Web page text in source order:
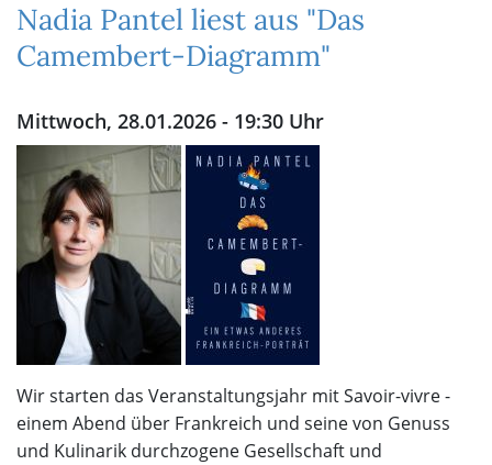
Nadia Pantel liest aus "Das
Camembert-Diagramm"
Mittwoch, 28.01.2026 - 19:30 Uhr
Wir starten das Veranstaltungsjahr mit Savoir-vivre -
einem Abend über Frankreich und seine von Genuss
und Kulinarik durchzogene Gesellschaft und